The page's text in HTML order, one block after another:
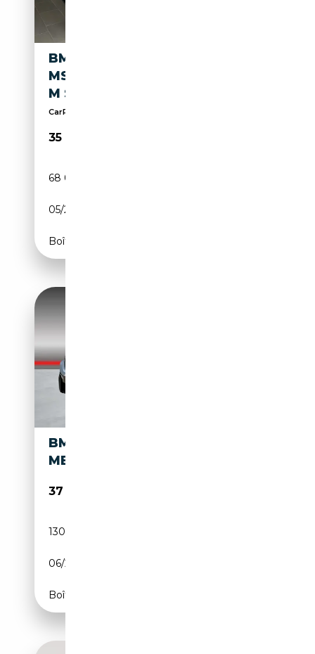
BMW X3 XDRIVE30E PHEV
MSPORT NAVI PELLE FARI LED
M SPORT
CarPlay/Android, Front/Lane Assist, BauleElettrico
35 800€
68 000 km
05/2022
Boîte automatique
BMW X3 XDRIVE30E M-SPORT
MEMORY / 20 INCH / CAMERA
37 490€
130 000 km
06/2023
Boîte automatique